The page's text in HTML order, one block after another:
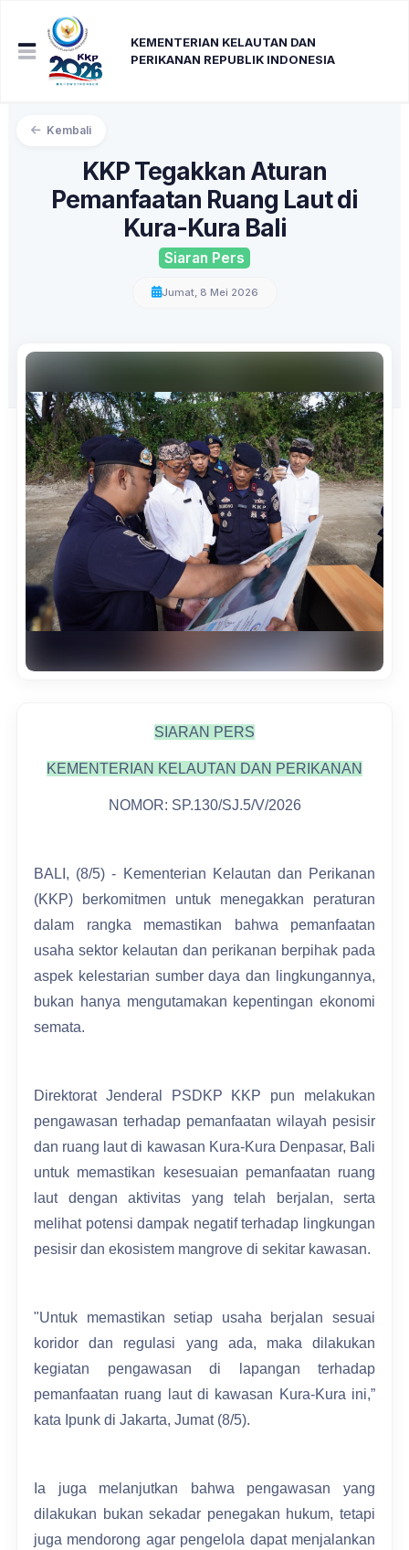
KEMENTERIAN KELAUTAN DAN
PERIKANAN REPUBLIK INDONESIA
Kembali
KKP Tegakkan Aturan
Pemanfaatan Ruang Laut di
Kura-Kura Bali
Siaran Pers
Jumat, 8 Mei 2026
SIARAN PERS
KEMENTERIAN KELAUTAN DAN PERIKANAN
NOMOR: SP.130/SJ.5/V/2026
BALI, (8/5) - Kementerian Kelautan dan Perikanan
(KKP) berkomitmen untuk menegakkan peraturan
dalam rangka memastikan bahwa pemanfaatan
usaha sektor kelautan dan perikanan berpihak pada
aspek kelestarian sumber daya dan lingkungannya,
bukan hanya mengutamakan kepentingan ekonomi
semata.
Direktorat Jenderal PSDKP KKP pun melakukan
pengawasan terhadap pemanfaatan wilayah pesisir
dan ruang laut di kawasan Kura-Kura Denpasar, Bali
untuk memastikan kesesuaian pemanfaatan ruang
laut dengan aktivitas yang telah berjalan, serta
melihat potensi dampak negatif terhadap lingkungan
pesisir dan ekosistem mangrove di sekitar kawasan.
"Untuk memastikan setiap usaha berjalan sesuai
koridor dan regulasi yang ada, maka dilakukan
kegiatan pengawasan di lapangan terhadap
pemanfaatan ruang laut di kawasan Kura-Kura ini,”
kata Ipunk di Jakarta, Jumat (8/5).
Ia juga melanjutkan bahwa pengawasan yang
dilakukan bukan sekadar penegakan hukum, tetapi
juga mendorong agar pengelola dapat menjalankan